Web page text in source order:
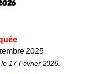
2025
17 Février 2026.